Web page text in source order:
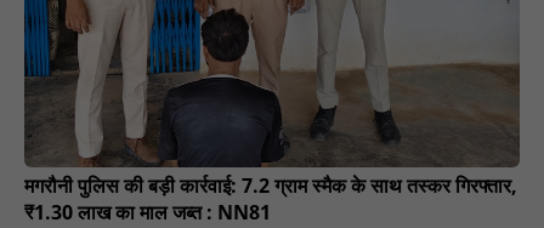
मगरौनी पुलिस की बड़ी कार्रवाई: 7.2 ग्राम स्मैक के साथ तस्कर गिरफ्तार,
₹1.30 लाख का माल जब्त : NN81